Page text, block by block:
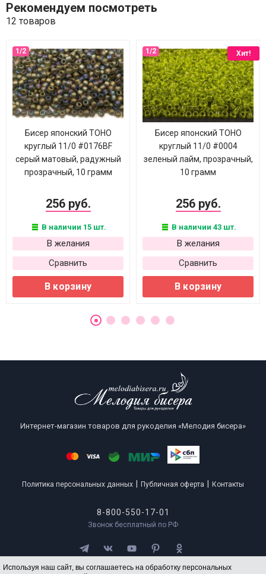
Используя наш сайт, вы соглашаетесь на обработку персональных
Рекомендуем посмотреть
12 товаров
Бисер японский TOHO
круглый 11/0 #0176BF
серый матовый, радужный
прозрачный, 10 грамм
256 руб.
В наличии 15 шт.
В желания
Сравнить
В корзину
Хит!
Бисер японский TOHO
круглый 11/0 #0004
зеленый лайм, прозрачный,
10 грамм
256 руб.
В наличии 43 шт.
В желания
Сравнить
В корзину
Интернет-магазин товаров для рукоделия «Мелодия бисера»
Политика персональных данных Публичная оферта Контакты
8-800-550-17-01
Звонок бесплатный по РФ